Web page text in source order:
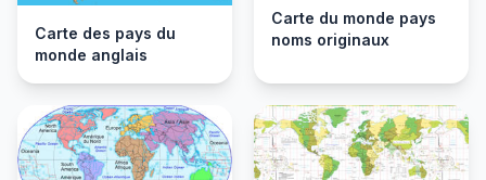
Carte des pays du
monde anglais
Carte du monde pays
noms originaux